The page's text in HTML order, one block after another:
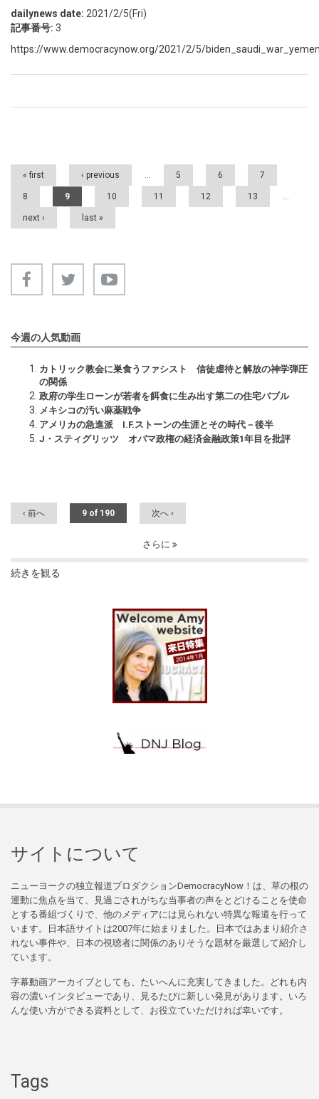
dailynews date: 2021/2/5(Fri)
記事番号: 3
https://www.democracynow.org/2021/2/5/
« first ‹ previous … 5 6 7
8 9 10 11 12 13 …
next › last »
今週の人気動画
カトリック教会に巣食うファシスト 信徒虐待と解放の神学弾圧
の関係
政府の学生ローンが若者を餌食に生み出す第二の住宅バブル
メキシコの汚い麻薬戦争
アメリカの急進派 I.F.ストーンの生涯とその時代－後半
J・スティグリッツ オバマ政権の経済金融政策1年目を批評
‹ 前へ 9 of 190 次へ ›
さらに
続きを観る
サイトについて
ニューヨークの独立報道プロダクションDemocracyNow！は、草の根の
運動に焦点を当て、見過ごされがちな当事者の声をとどけることを使命
とする番組づくりで、他のメディアには見られない特異な報道を行って
います。日本語サイトは2007年に始まりました。日本ではあまり紹介さ
れない事件や、日本の視聴者に関係のありそうな題材を厳選して紹介し
ています。
字幕動画アーカイブとしても、たいへんに充実してきました。どれも内
容の濃いインタビューであり、見るたびに新しい発見があります。いろ
んな使い方ができる資料として、お役立ていただければ幸いです。
Tags